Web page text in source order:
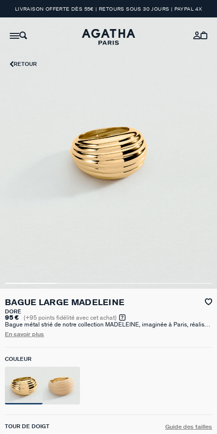
LIVRAISON OFFERTE DÈS 55€ | RETOURS SOUS 30 JOURS | PAYPAL 4X
RETOUR
BAGUE LARGE MADELEINE
DORÉ
95 € (+95 points fidélité avec cet achat)
Bague métal strié de notre collection MADELEINE, imaginée à Paris, réalisée
en laiton doré à l'or 750/1000e - 18 carats. Cette collection intemporelle met
En savoir plus
COULEUR
TOUR DE DOIGT Guide des tailles